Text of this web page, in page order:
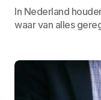
In Nederland
waar van alles